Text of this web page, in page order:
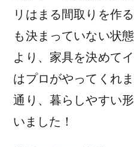
リはまる間取りを作
も決まっていない状
より、家具を決めて
はプロがやってくれ
通り、暮らしやすい
いました！